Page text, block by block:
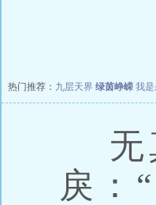
热门推荐： 九层天界 绿茵峥嵘 我
无
戾：